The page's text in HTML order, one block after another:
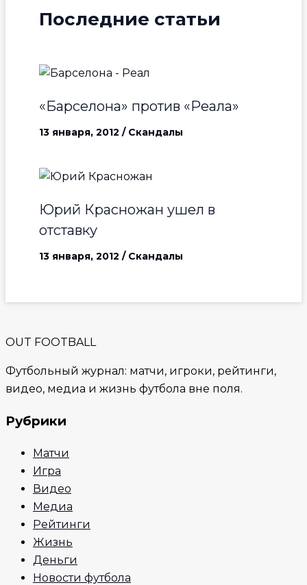
Последние статьи
«Барселона» против «Реала»
13 января, 2012 / Скандалы
Юрий Красножан ушел в
отставку
13 января, 2012 / Скандалы
OUT FOOTBALL
Футбольный журнал: матчи, игроки, рейтинги,
видео, медиа и жизнь футбола вне поля.
Рубрики
Матчи
Игра
Видео
Медиа
Рейтинги
Жизнь
Деньги
Новости футбола